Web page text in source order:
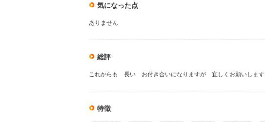
気になった点
ありません
総評
これからも 長い お付き合いになりますが 宜しくお願いします
特徴